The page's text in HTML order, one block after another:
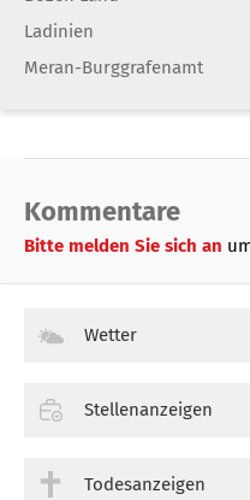
Ladinien
Meran-Burggrafenamt
Kommentare
Bitte melden Sie sich an
Wetter
Stellenanzeigen
Todesanzeigen